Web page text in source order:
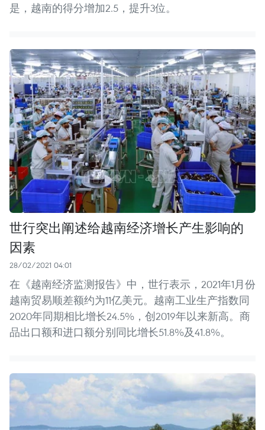
是，越南的得分增加2.5，提升3位。
世行突出阐述给越南经济增长产生影响的
因素
28/02/2021 04:01
在《越南经济监测报告》中，世行表示，2021年1月份
越南贸易顺差额约为11亿美元。越南工业生产指数同
2020年同期相比增长24.5%，创2019年以来新高。商
品出口额和进口额分别同比增长51.8%及41.8%。